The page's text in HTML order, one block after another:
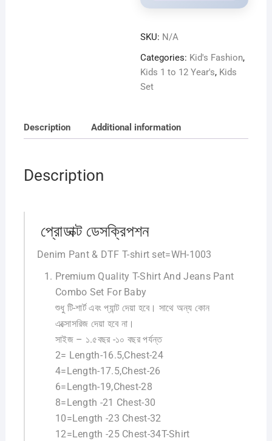
SKU: N/A
Categories: Kid's Fashion,
Kids 1 to 12 Year's, Kids
Set
Description Additional information
Description
প্রোডাক্ট ডেসক্রিপশন
Denim Pant & DTF T-shirt set=WH-1003
Premium Quality T-Shirt And Jeans Pant
Combo Set For Baby
শুধু টি-শার্ট এবং প্যান্ট দেয়া হবে। সাথে অন্য কোন
এক্সোসরিজ দেয়া হবে না।
সাইজ – ১.৫বছর -১০ বছর পর্যন্ত
2= Length-16.5,Chest-24
4=Length-17.5,Chest-26
6=Length-19,Chest-28
8=Length -21 Chest-30
10=Length -23 Chest-32
12=Length -25 Chest-34T-Shirt